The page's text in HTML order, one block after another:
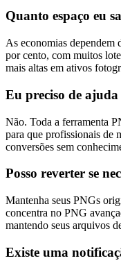
Quanto espaço eu
As economias dependem
por cento, com muitos
mais altas em ativos
Eu preciso de
Não. Toda a ferramenta
para que profissionais de
conversões sem
Posso reverter se
Mantenha seus PNGs
concentra no PNG
mantendo seus arquivos
Existe uma